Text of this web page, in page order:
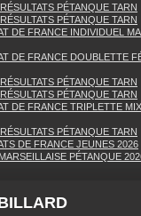
PÉTANQUE TARN
PÉTANQUE TARN
DE FRANCE INDIVIDUEL
DE FRANCE DOUBLETTE
PÉTANQUE TARN
PÉTANQUE TARN
DE FRANCE TRIPLETTE
PÉTANQUE TARN
DE FRANCE JEUNES 2026
PÉTANQUE